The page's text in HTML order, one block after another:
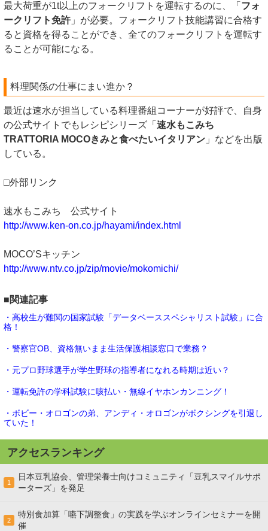
最大荷重が1t以上のフォークリフトを運転するのに、「 フォ
ークリフト免許」が必要。フォークリフト技能講習に合格す
ると資格を得ることができ、全てのフォークリフトを運転す
ることが可能になる。
料理関係の仕事にまい進か？
最近は速水が担当している料理番組コーナーが好評で、自身
の公式サイトでもレシピシリーズ「 速水もこみち
TRATTORIA MOCOきみと食べたいイタリアン 」などを出版
している。
□外部リンク
速水もこみち 公式サイト
http://www.ken-on.co.jp/hayami/index.html
MOCO’Sキッチン
http://www.ntv.co.jp/zip/movie/mokomichi/
■関連記事
・高校生が難関の国家試験「データベーススペシャリスト試験」に合
格！
・警察官OB、資格無いまま生活保護相談窓口で業務？
・元プロ野球選手が学生野球の指導者になれる時期は近い？
・運転免許の学科試験に咳払い・無線イヤホンカンニング！
・ボビー・オロゴンの弟、アンディ・オロゴンがボクシングを引退し
ていた！
アクセスランキング
1
日本豆乳協会、管理栄養士向けコミュニティ「豆乳スマイルサポ
ーターズ」を発足
2
特別食加算「嚥下調整食」の実践を学ぶオンラインセミナーを開
催